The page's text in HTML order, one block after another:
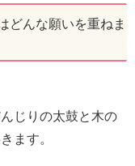
どんな願いを重ねま
じりの太鼓と木の
ます。